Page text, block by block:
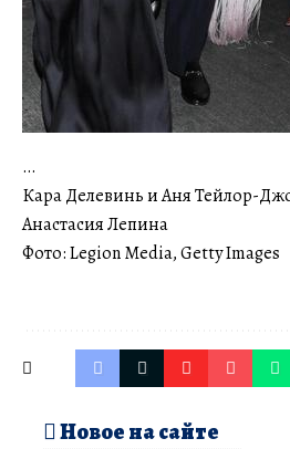
…
Кара Делевинь и Аня Тейлор-
Анастасия Лепина
Фото: Legion Media, Getty Images
Новое на сайте